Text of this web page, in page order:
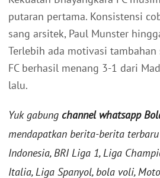
putaran pertama. Konsistensi
sang arsitek, Paul Munster
Terlebih ada motivasi tambahan
FC berhasil menang 3-1 dari
lalu.
Yuk gabung channel whatsapp
mendapatkan berita-berita
Indonesia, BRI Liga 1, Liga
Italia, Liga Spanyol, bola voli,